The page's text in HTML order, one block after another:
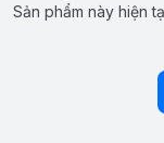
Sản phẩm này hiện